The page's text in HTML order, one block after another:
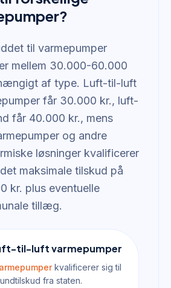
til varmepumper
mellem 30.000-60.000
af type. Luft-til-luft
får 30.000 kr., luft-
får 40.000 kr., mens
og andre
løsninger kvalificerer
maksimale tilskud på
kr. plus eventuelle
tillæg.
til-luft varmepumper
kvalificerer sig til
fra staten.